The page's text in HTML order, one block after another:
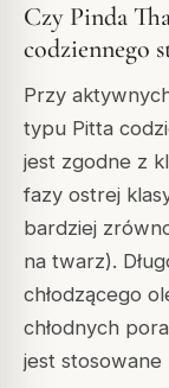
Czy Pinda
codziennego
Przy
typu Pitta
jest zgodne z
fazy ostrej
bardziej
na twarz).
chłodzącego
chłodnych
jest stosowane